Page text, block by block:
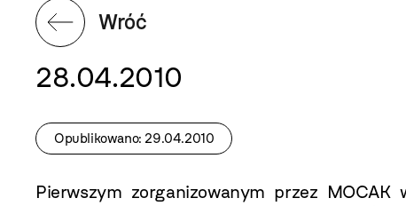
Wróć
28.04.2010
Opublikowano: 29.04.2010
Pierwszym zorganizowanym przez